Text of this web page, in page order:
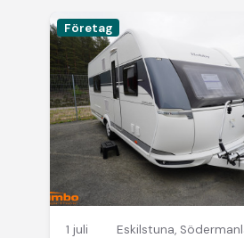
Företag
1 juli Eskilstuna,